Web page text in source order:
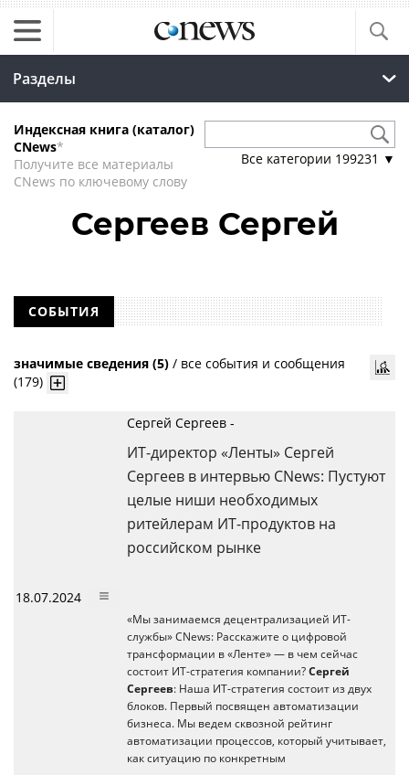
Разделы
Индексная книга (каталог)
CNews*
Получите все материалы
CNews по ключевому слову
Все категории 199231 ▼
Сергеев Сергей
СОБЫТИЯ
значимые сведения (5) / все события и сообщения
(179)
18.07.2024
Сергей Сергеев -
ИТ-директор «Ленты» Сергей
Сергеев в интервью CNews: Пустуют
целые ниши необходимых
ритейлерам ИТ-продуктов на
российском рынке
«Мы занимаемся децентрализацией ИТ-
службы» CNews: Расскажите о цифровой
трансформации в «Ленте» — в чем сейчас
состоит ИТ-стратегия компании? Сергей
Сергеев: Наша ИТ-стратегия состоит из двух
блоков. Первый посвящен автоматизации
бизнеса. Мы ведем сквозной рейтинг
автоматизации процессов, который учитывает,
как ситуацию по конкретным